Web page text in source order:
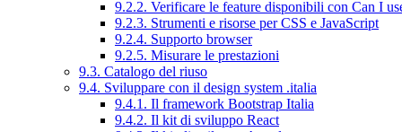
9.2.2. Verificare le feature disponibili con Can I
9.2.3. Strumenti e risorse per CSS e JavaScript
9.2.4. Supporto browser
9.2.5. Misurare le prestazioni
9.3. Catalogo del riuso
9.4. Sviluppare con il design system .italia
9.4.1. Il framework Bootstrap Italia
9.4.2. Il kit di sviluppo React